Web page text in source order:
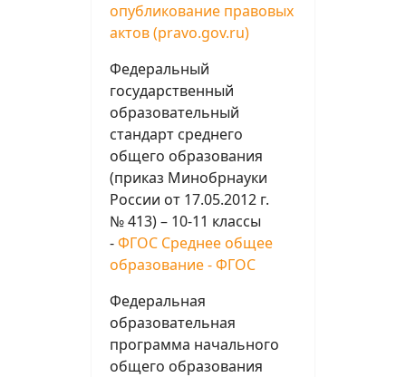
опубликование правовых
актов (pravo.gov.ru)
Федеральный
государственный
образовательный
стандарт среднего
общего образования
(приказ Минобрнауки
России от 17.05.2012 г.
№ 413) – 10-11 классы
-ФГОС Среднее общее
образование - ФГОС
Федеральная
образовательная
программа начального
общего образования